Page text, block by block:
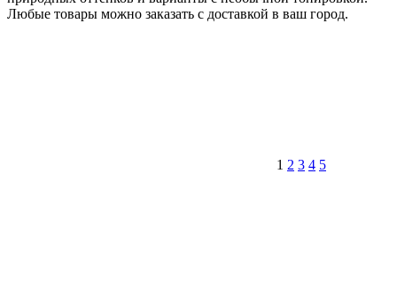
Любые товары можно заказать с доставкой в ваш город.
1 2 3 4 5